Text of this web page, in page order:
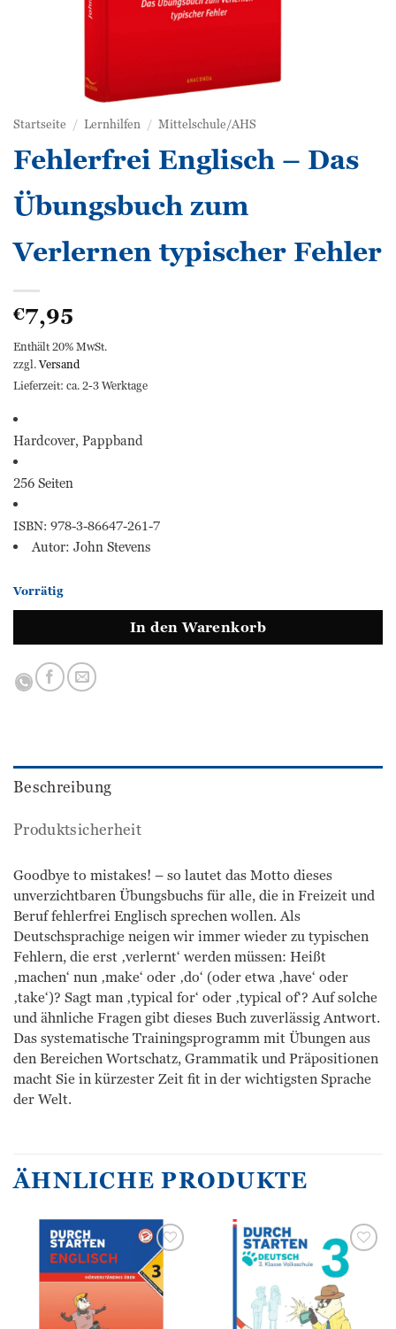
Startseite / Lernhilfen / Mittelschule/AHS
Fehlerfrei Englisch – Das
Übungsbuch zum
Verlernen typischer Fehler
€7,95
Enthält 20% MwSt.
zzgl.Versand
Lieferzeit: ca. 2-3 Werktage
Hardcover, Pappband
256 Seiten
ISBN: 978-3-86647-261-7
Autor: John Stevens
Vorrätig
In den Warenkorb
Beschreibung
Produktsicherheit
Goodbye to mistakes! – so lautet das Motto dieses
unverzichtbaren Übungsbuchs für alle, die in Freizeit und
Beruf fehlerfrei Englisch sprechen wollen. Als
Deutschsprachige neigen wir immer wieder zu typischen
Fehlern, die erst ‚verlernt‘ werden müssen: Heißt
‚machen‘ nun ‚make‘ oder ‚do‘ (oder etwa ‚have‘ oder
‚take‘)? Sagt man ‚typical for‘ oder ‚typical of‘? Auf solche
und ähnliche Fragen gibt dieses Buch zuverlässig Antwort.
Das systematische Trainingsprogramm mit Übungen aus
den Bereichen Wortschatz, Grammatik und Präpositionen
macht Sie in kürzester Zeit fit in der wichtigsten Sprache
der Welt.
ÄHNLICHE PRODUKTE
Zur
Wunschliste
hinzufügen
Zur
Wunschliste
hinzufügen